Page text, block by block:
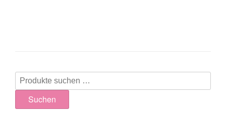
Suchen
nach:
Suchen